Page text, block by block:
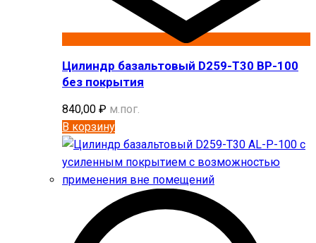
Цилиндр базальтовый D259-T30 BP-100
без покрытия
840,00 ₽ м.пог.
В корзину